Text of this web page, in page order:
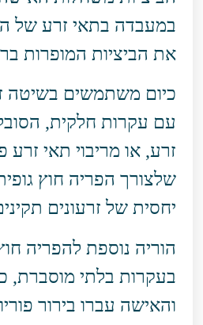
במעבדה בתאי זרע של
את הביציות המופרות
כיום משתמשים בשיטה
עם עקרות חלקית,
זרע, או מריבוי תאי זרע
שלצורך הפריה חוץ
יחסית של זרעונים
הוריה נוספת להפריה
בעקרות בלתי מוסברת,
והאישה עברו בירור